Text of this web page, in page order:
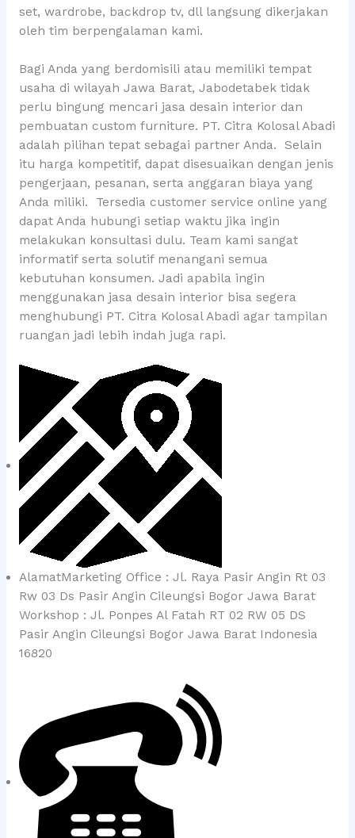
set, wardrobe, backdrop tv, dll langsung dikerjakan
oleh tim berpengalaman kami.
Bagi Anda yang berdomisili atau memiliki tempat
usaha di wilayah Jawa Barat, Jabodetabek tidak
perlu bingung mencari jasa desain interior dan
pembuatan custom furniture. PT. Citra Kolosal Abadi
adalah pilihan tepat sebagai partner Anda. Selain
itu harga kompetitif, dapat disesuaikan dengan jenis
pengerjaan, pesanan, serta anggaran biaya yang
Anda miliki. Tersedia customer service online yang
dapat Anda hubungi setiap waktu jika ingin
melakukan konsultasi dulu. Team kami sangat
informatif serta solutif menangani semua
kebutuhan konsumen. Jadi apabila ingin
menggunakan jasa desain interior bisa segera
menghubungi PT. Citra Kolosal Abadi agar tampilan
ruangan jadi lebih indah juga rapi.
AlamatMarketing Office : Jl. Raya Pasir Angin Rt 03
Rw 03 Ds Pasir Angin Cileungsi Bogor Jawa Barat
Workshop : Jl. Ponpes Al Fatah RT 02 RW 05 DS
Pasir Angin Cileungsi Bogor Jawa Barat Indonesia
16820